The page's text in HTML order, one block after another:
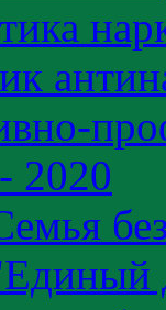
2020